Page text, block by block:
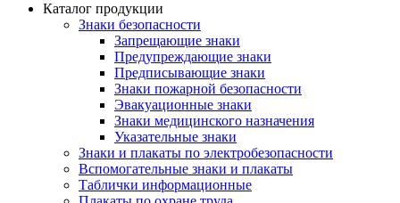
Каталог продукции
Знаки безопасности
Запрещающие знаки
Предупреждающие знаки
Предписывающие знаки
Знаки пожарной безопасности
Эвакуационные знаки
Знаки медицинского назначения
Указательные знаки
Знаки и плакаты по электробезопасности
Вспомогательные знаки и плакаты
Таблички информационные